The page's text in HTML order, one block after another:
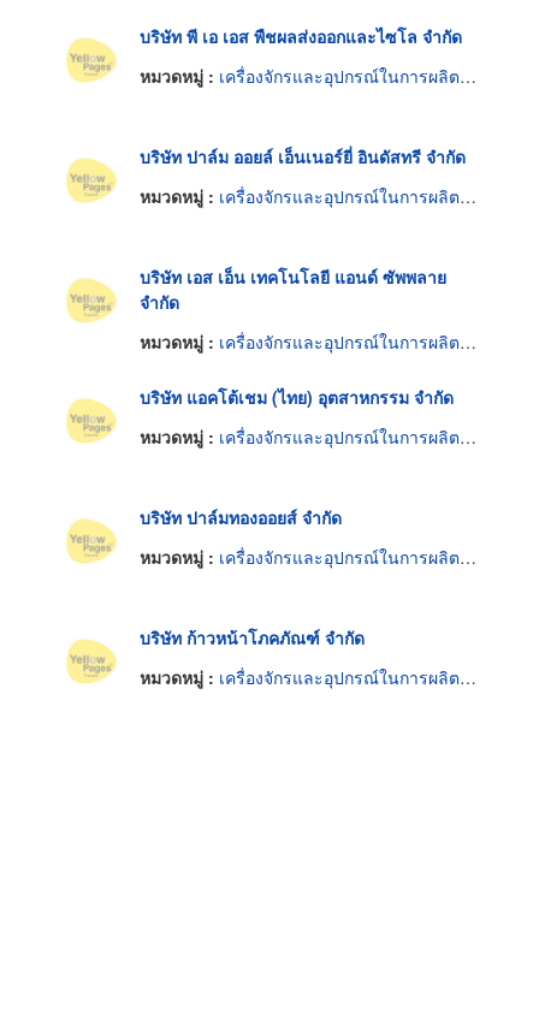
บริษัท พี เอ เอส พืชผลส่งออกและไซโล จำกัด
หมวดหมู่ : เครื่องจักรและอุปกรณ์ในการผลิตน้ำมันพืช
บริษัท ปาล์ม ออยล์ เอ็นเนอร์ยี่ อินดัสทรี จำกัด
หมวดหมู่ : เครื่องจักรและอุปกรณ์ในการผลิตน้ำมันพืช
บริษัท เอส เอ็น เทคโนโลยี แอนด์ ซัพพลาย
จำกัด
หมวดหมู่ : เครื่องจักรและอุปกรณ์ในการผลิตน้ำมันพืช
บริษัท แอคโต้เชม (ไทย) อุตสาหกรรม จำกัด
หมวดหมู่ : เครื่องจักรและอุปกรณ์ในการผลิตน้ำมันพืช
บริษัท ปาล์มทองออยส์ จำกัด
หมวดหมู่ : เครื่องจักรและอุปกรณ์ในการผลิตน้ำมันพืช
บริษัท ก้าวหน้าโภคภัณฑ์ จำกัด
หมวดหมู่ : เครื่องจักรและอุปกรณ์ในการผลิตน้ำมันพืช